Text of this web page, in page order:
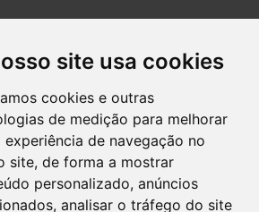
site usa cookies
cookies e outras
de medição para melhorar
experiência de navegação no
site, de forma a mostrar
personalizado, anúncios
analisar o tráfego do site
Faça seu cadastro
Central de ajuda